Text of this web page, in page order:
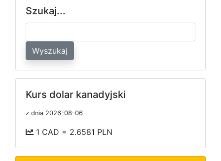
Szukaj...
Wyszukaj
Kurs dolar kanadyjski
z dnia 2026-08-06
1 CAD = 2.6581 PLN